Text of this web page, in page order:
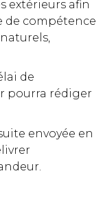
extérieurs afin
de compétence
naturels,
de
pourra rédiger
envoyée en